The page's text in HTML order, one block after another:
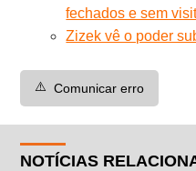
fechados e sem
Zizek vê o poder
⚠️ Comunicar erro
NOTÍCIAS